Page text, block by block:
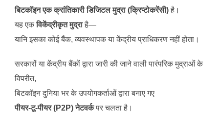
बिटकॉइन एक क्रांतिकारी डिजिटल मुद्रा (क्रिप्टोकरेंसी)है।
यह एकविकेंद्रीकृत मुद्राहै—
यानि इसका कोई बैंक, व्यवस्थापक या केंद्रीय प्राधिकरण नहीं होता।
सरकारों या केंद्रीय बैंकों द्वारा जारी की जाने वाली पारंपरिक मुद्राओं के
विपरीत,
बिटकॉइन दुनिया भर के उपयोगकर्ताओं द्वारा बनाए गए
पीयर-टू-पीयर (P2P) नेटवर्कपर चलता है।